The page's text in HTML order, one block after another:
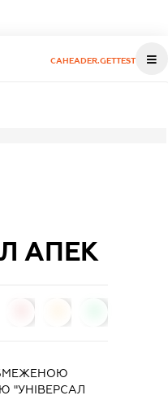
CAHEADER.GETTEST
АПЕК
"УНІВЕРСАЛ